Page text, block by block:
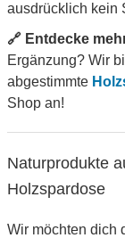
ausdrücklich kein
🔗 Entdecke
Ergänzung? Wir
abgestimmte
Shop an!
Naturprodukte
Holzspardose
Wir möchten dich